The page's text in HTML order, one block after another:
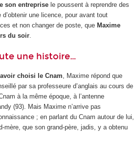
son entreprisele poussent à reprendre des
d’obtenir une licence, pour avant tout
et non changer de poste, que Maxime
du soir.
une histoire…
choisi le Cnam , Maxime répond que
par sa professeure d’anglais au cours de
à la même époque, à l’antenne
(93). Mais Maxime n’arrive pas
; en parlant du Cnam autour de lui,
mère, que son grand-père, jadis, y a obtenu